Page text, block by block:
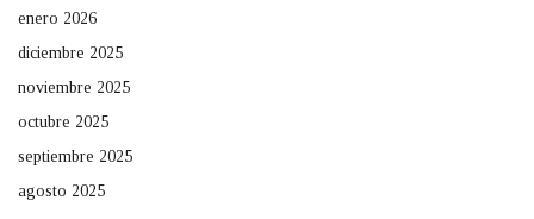
enero 2026
diciembre 2025
noviembre 2025
octubre 2025
septiembre 2025
agosto 2025